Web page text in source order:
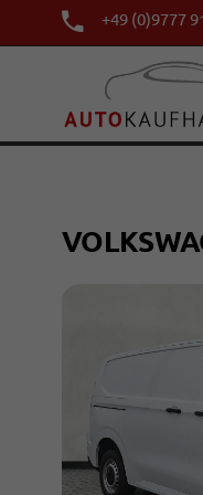
+49 (0)9777